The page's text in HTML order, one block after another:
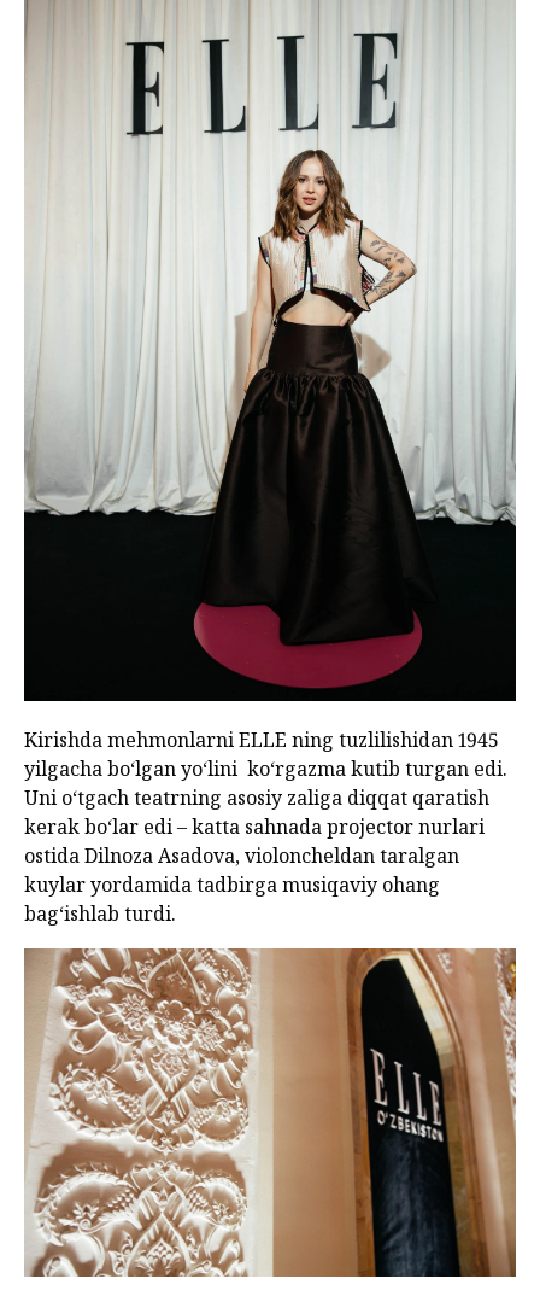
Kirishda mehmonlarni ELLE ning tuzlilishidan 1945
yilgacha bo‘lgan yo‘lini ko‘rgazma kutib turgan edi.
Uni o‘tgach teatrning asosiy zaliga diqqat qaratish
kerak bo‘lar edi – katta sahnada projector nurlari
ostida Dilnoza Asadova, violoncheldan taralgan
kuylar yordamida tadbirga musiqaviy ohang
bag‘ishlab turdi.